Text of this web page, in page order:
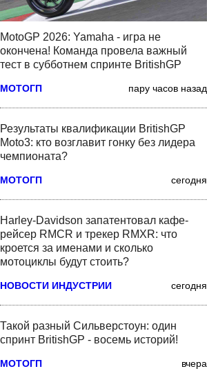
MotoGP 2026: Yamaha - игра не
окончена! Команда провела важный
тест в субботнем спринте BritishGP
МОТОГП пару часов назад
Результаты квалификации BritishGP
Moto3: кто возглавит гонку без лидера
чемпионата?
МОТОГП сегодня
Harley-Davidson запатентовал кафе-
рейсер RMCR и трекер RMXR: что
кроется за именами и сколько
мотоциклы будут стоить?
НОВОСТИ ИНДУСТРИИ сегодня
Такой разный Сильверстоун: один
спринт BritishGP - восемь историй!
МОТОГП вчера